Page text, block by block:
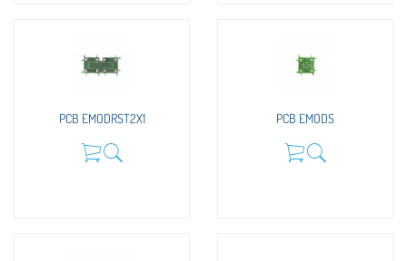
PCB EMODRST2X1 PCB EMODS